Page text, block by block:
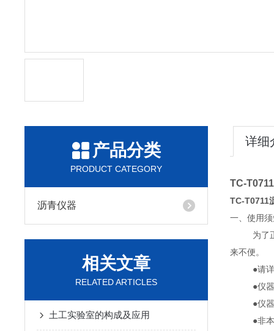
产品分类
PRODUCT CATEGORY
沥青仪器
相关文章
RELATED ARTICLES
土工实验室的构成及应用
详细
TC-
TC-T0711
一、使用
为了
来不便。
●请
●仪
●仪
●非